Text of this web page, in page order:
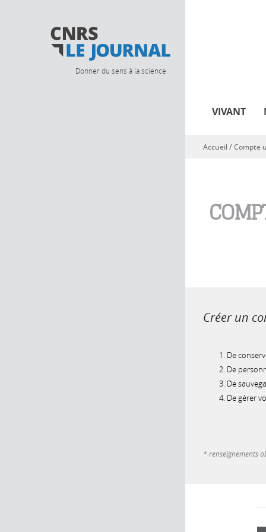
Donner du sens à la science
VIVANT
Vous êtes ici
Accueil/Compte
Créer un
De
De
De
De gérer
* renseignements